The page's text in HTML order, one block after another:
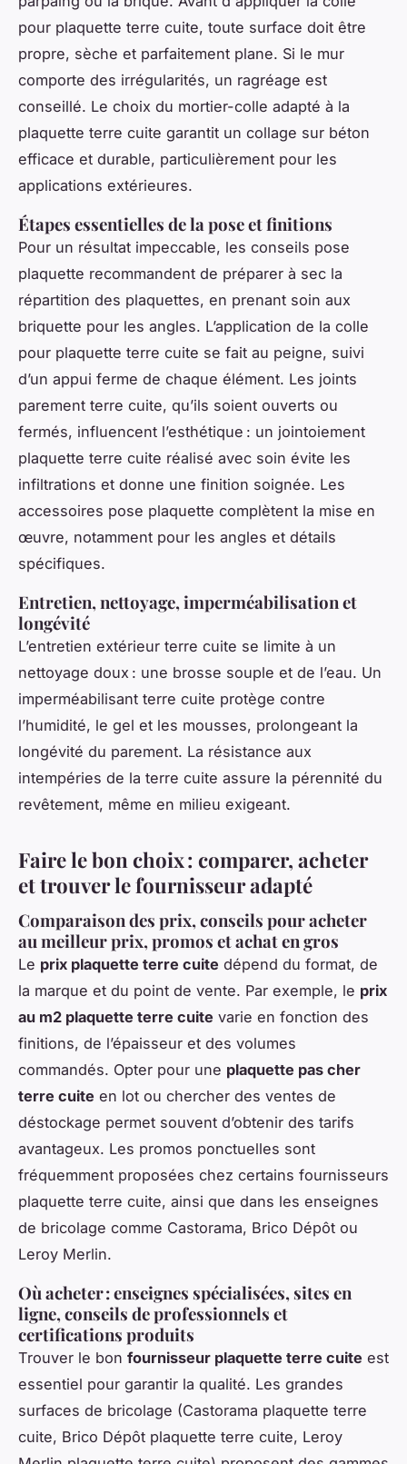
pour plaquette terre cuite, toute surface doit être
propre, sèche et parfaitement plane. Si le mur
comporte des irrégularités, un ragréage est
conseillé. Le choix du mortier-colle adapté à la
plaquette terre cuite garantit un collage sur béton
efficace et durable, particulièrement pour les
applications extérieures.
Étapes essentielles de la pose et finitions
Pour un résultat impeccable, les conseils pose
plaquette recommandent de préparer à sec la
répartition des plaquettes, en prenant soin aux
briquette pour les angles. L’application de la colle
pour plaquette terre cuite se fait au peigne, suivi
d’un appui ferme de chaque élément. Les joints
parement terre cuite, qu’ils soient ouverts ou
fermés, influencent l’esthétique : un jointoiement
plaquette terre cuite réalisé avec soin évite les
infiltrations et donne une finition soignée. Les
accessoires pose plaquette complètent la mise en
œuvre, notamment pour les angles et détails
spécifiques.
Entretien, nettoyage, imperméabilisation et
longévité
L’entretien extérieur terre cuite se limite à un
nettoyage doux : une brosse souple et de l’eau. Un
imperméabilisant terre cuite protège contre
l’humidité, le gel et les mousses, prolongeant la
longévité du parement. La résistance aux
intempéries de la terre cuite assure la pérennité du
revêtement, même en milieu exigeant.
Faire le bon choix : comparer, acheter
et trouver le fournisseur adapté
Comparaison des prix, conseils pour acheter
au meilleur prix, promos et achat en gros
Le prix plaquette terre cuite dépend du format, de
la marque et du point de vente. Par exemple, le prix
au m2 plaquette terre cuite varie en fonction des
finitions, de l’épaisseur et des volumes
commandés. Opter pour une plaquette pas cher
terre cuite en lot ou chercher des ventes de
déstockage permet souvent d’obtenir des tarifs
avantageux. Les promos ponctuelles sont
fréquemment proposées chez certains fournisseurs
plaquette terre cuite, ainsi que dans les enseignes
de bricolage comme Castorama, Brico Dépôt ou
Leroy Merlin.
Où acheter : enseignes spécialisées, sites en
ligne, conseils de professionnels et
certifications produits
Trouver le bon fournisseur plaquette terre cuite est
essentiel pour garantir la qualité. Les grandes
surfaces de bricolage (Castorama plaquette terre
cuite, Brico Dépôt plaquette terre cuite, Leroy